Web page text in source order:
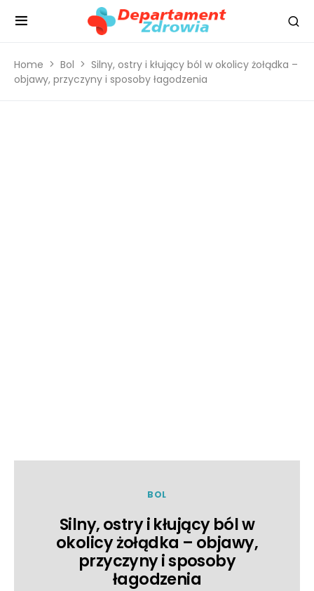
Home Bol
Silny, ostry i kłujący ból w okolicy żołądka –
objawy, przyczyny i sposoby łagodzenia
BOL
Silny, ostry i kłujący ból w
okolicy żołądka – objawy,
przyczyny i sposoby
łagodzenia